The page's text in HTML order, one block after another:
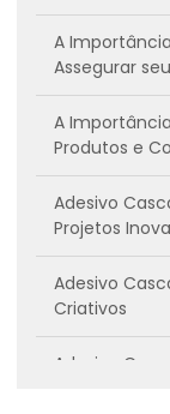
A
Assegurar
A
Produtos e
Adesivo
Projetos
Adesivo
Criativos
Adesivo